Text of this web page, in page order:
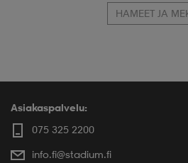
HAMEET JA
Asiakaspalvelu:
075 325 2200
info.fi@stadium.fi